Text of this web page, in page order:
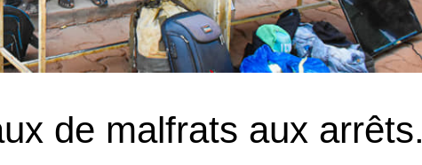
de malfrats aux arrêts.